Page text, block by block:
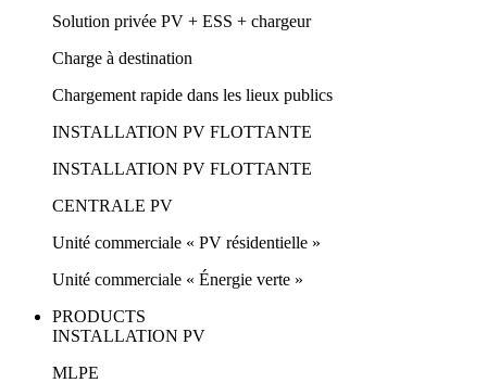
Solution privée PV + ESS + chargeur
Charge à destination
Chargement rapide dans les lieux publics
INSTALLATION PV FLOTTANTE
INSTALLATION PV FLOTTANTE
CENTRALE PV
Unité commerciale « PV résidentielle »
Unité commerciale « Énergie verte »
PRODUCTS
INSTALLATION PV
MLPE